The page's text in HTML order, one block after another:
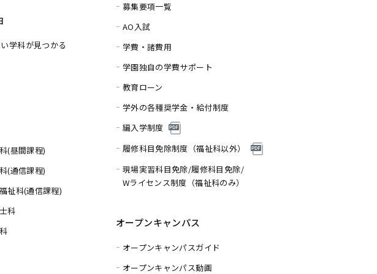
学科が見つかる
(昼間課程)
(通信課程)
祉科(通信課程)
科
募集要項一覧
AO入試
学費・諸費用
学園独自の学費サポート
教育ローン
学外の各種奨学金・給付制度
編入学制度
履修科目免除制度（福祉科以外）
現場実習科目免除/履修科目免除/
Wライセンス制度（福祉科のみ）
オープンキャンパス
オープンキャンパスガイド
オープンキャンパス動画